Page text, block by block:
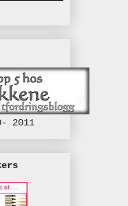
2011